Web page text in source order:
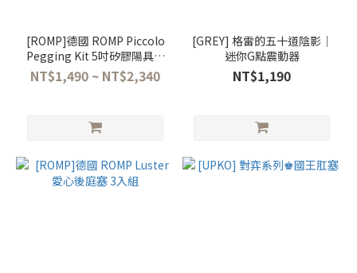
[ROMP]德國 ROMP Piccolo
Pegging Kit 5吋矽膠陽具含
穿戴褲
NT$1,490 ~ NT$2,340
[GREY] 格雷的五十道陰影│
迷你G點震動器
NT$1,190